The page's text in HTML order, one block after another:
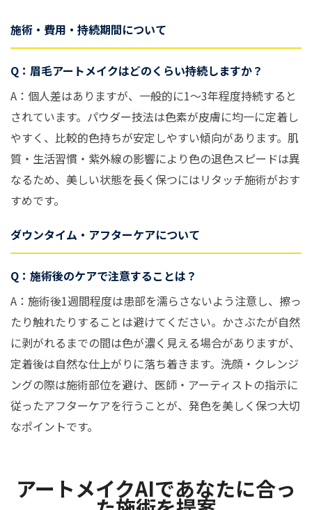
施術・費用・持続期間について
Q：眉毛アートメイクはどのくらい持続しますか？
A：個人差はありますが、一般的に1〜3年程度持続すると
されています。パウダー技法は色素が皮膚に均一に定着し
やすく、比較的色持ちが安定しやすい傾向があります。肌
質・生活習慣・紫外線の影響により色の退色スピードは異
なるため、美しい状態を長く保つにはリタッチ施術がおす
すめです。
ダウンタイム・アフターケアについて
Q：施術後のケアで注意することは？
A：施術後1週間程度は患部を濡らさないよう注意し、擦っ
たり触れたりすることは避けてください。かさぶたが自然
に剥がれるまでの間は色が濃く見える場合がありますが、
定着後は自然な仕上がりに落ち着きます。洗顔・クレンジ
ングの際は施術部位を避け、医師・アーティストの指示に
従ったアフターケアを行うことが、発色を美しく保つ大切
なポイントです。
アートメイクAIであなたに合っ